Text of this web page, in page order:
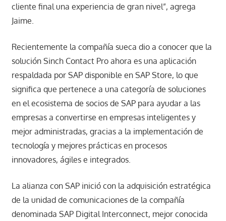
cliente final una experiencia de gran nivel”, agrega
Jaime.
Recientemente la compañía sueca dio a conocer que la
solución Sinch Contact Pro ahora es una aplicación
respaldada por SAP disponible en SAP Store, lo que
significa que pertenece a una categoría de soluciones
en el ecosistema de socios de SAP para ayudar a las
empresas a convertirse en empresas inteligentes y
mejor administradas, gracias a la implementación de
tecnología y mejores prácticas en procesos
innovadores, ágiles e integrados.
La alianza con SAP inició con la adquisición estratégica
de la unidad de comunicaciones de la compañía
denominada SAP Digital Interconnect, mejor conocida